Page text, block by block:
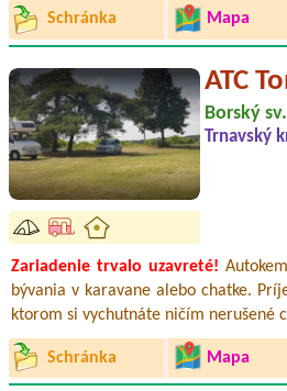
Schránka Mapa
ATC
Borský
Trnavský
Zariadenie trvalo uzavreté!
bývania v karavane alebo chatke.
ktorom si vychutnáte ničím nerušené
Schránka Mapa